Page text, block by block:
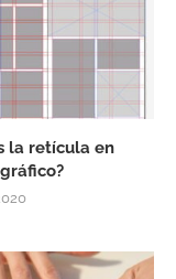
la retícula en